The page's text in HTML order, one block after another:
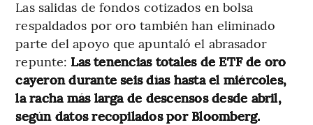
Las salidas de fondos cotizados en bolsa
respaldados por oro también han eliminado
parte del apoyo que apuntaló el abrasador
repunte: Las tenencias totales de ETF de oro
cayeron durante seis días hasta el miércoles,
la racha más larga de descensos desde abril,
según datos recopilados por Bloomberg.